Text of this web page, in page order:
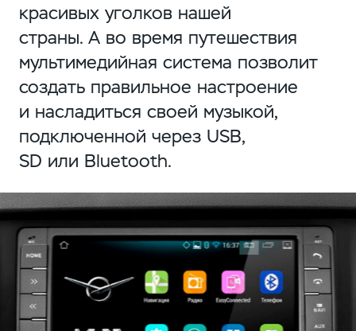
красивых уголков нашей
страны. А во время путешествия
мультимедийная система позволит
создать правильное настроение
и насладиться своей музыкой,
подключенной через USB,
SD или Bluetooth.